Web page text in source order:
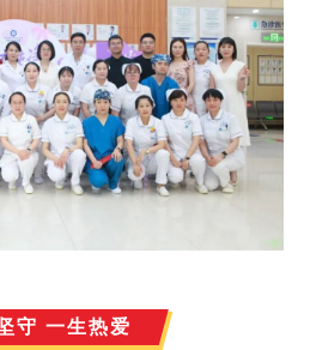
守 一生热爱